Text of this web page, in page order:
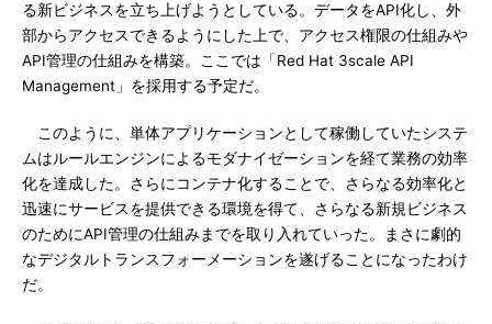
る新ビジネスを立ち上げようとしている。データをAPI化し、外
部からアクセスできるようにした上で、アクセス権限の仕組みや
API管理の仕組みを構築。ここでは「Red Hat 3scale API
Management」を採用する予定だ。
このように、単体アプリケーションとして稼働していたシステ
ムはルールエンジンによるモダナイゼーションを経て業務の効率
化を達成した。さらにコンテナ化することで、さらなる効率化と
迅速にサービスを提供できる環境を得て、さらなる新規ビジネス
のためにAPI管理の仕組みまでを取り入れていった。まさに劇的
なデジタルトランスフォーメーションを遂げることになったわけ
だ。